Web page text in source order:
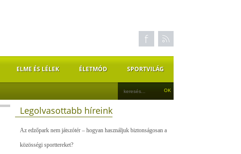
ELME ÉS LÉLEK ÉLETMÓD SPORTVILÁG
Legolvasottabb híreink
Az edzőpark nem játszótér – hogyan használjuk biztonságosan a
közösségi sporttereket?